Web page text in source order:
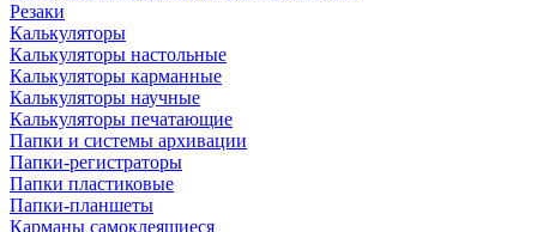
Резаки
Калькуляторы
Калькуляторы настольные
Калькуляторы карманные
Калькуляторы научные
Калькуляторы печатающие
Папки и системы архивации
Папки-регистраторы
Папки пластиковые
Папки-планшеты
Карманы самоклеящиеся